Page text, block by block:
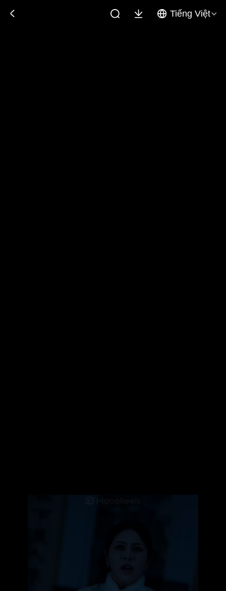
Tiếng Việt